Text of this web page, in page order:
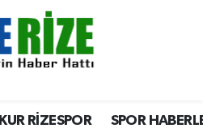
RİZESPOR SPOR